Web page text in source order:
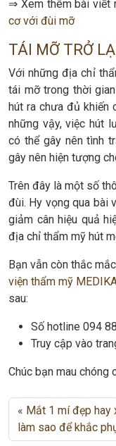
⇒ Xem thêm bài viết
cơ với đùi mỡ
TÁI MỠ TRỞ
Với những địa chỉ
tái mỡ trong thời
hút ra chưa đủ khiến
những vậy, việc hút
có thể gây nên tình
gây nên hiện tượng
Trên đây là một số
đùi. Hy vọng qua bài
giảm cân hiệu quả
địa chỉ thẩm mỹ hút
Bạn vẫn còn thắc
viện thẩm mỹ
sau:
Số hotline 094
Truy cập vào
Chúc bạn mau chóng
Mắt 1 mí đẹp hay
làm sao để khắc